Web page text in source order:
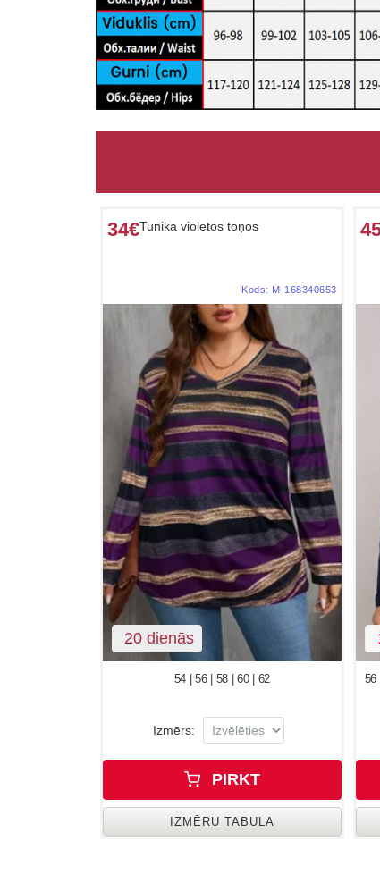
34€Tunika violetos toņos
Kods: M-168340653
20 dienās
54 | 56 | 58 | 60 | 62
Izmērs:
PIRKT
IZMĒRU TABULA
56